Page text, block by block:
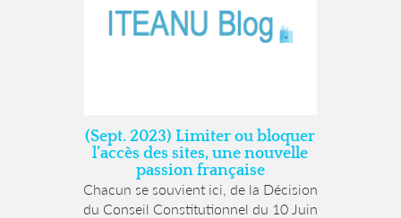
(Sept. 2023) Limiter ou bloquer
l’accès des sites, une nouvelle
passion française
Chacun se souvient ici, de la Décision
du Conseil Constitutionnel du 10 Juin